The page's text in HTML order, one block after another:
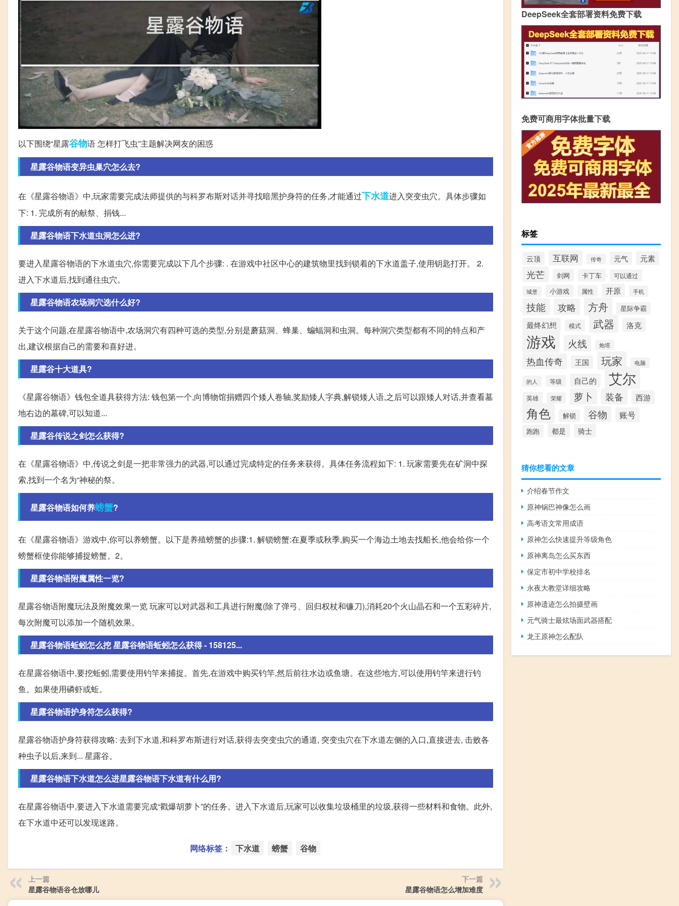
以下围绕“星露谷物语 怎样打飞虫”主题解决网友的困惑
星露谷物语变异虫巢穴怎么去?
在《星露谷物语》中,玩家需要完成法师提供的与科罗布斯对话并寻找暗黑护身符的任务,才能通过下水道进入突变虫穴。具体步骤如
下: 1. 完成所有的献祭、捐钱...
星露谷物语下水道虫洞怎么进?
要进入星露谷物语的下水道虫穴,你需要完成以下几个步骤: . 在游戏中社区中心的建筑物里找到锁着的下水道盖子,使用钥匙打开。 2.
进入下水道后,找到通往虫穴。
星露谷物语农场洞穴选什么好?
关于这个问题,在星露谷物语中,农场洞穴有四种可选的类型,分别是蘑菇洞、蜂巢、蝙蝠洞和虫洞。每种洞穴类型都有不同的特点和产
出,建议根据自己的需要和喜好进。
星露谷十大道具?
《星露谷物语》钱包全道具获得方法: 钱包第一个,向博物馆捐赠四个矮人卷轴,奖励矮人字典,解锁矮人语,之后可以跟矮人对话,并查看墓
地右边的墓碑,可以知道...
星露谷传说之剑怎么获得?
在《星露谷物语》中,传说之剑是一把非常强力的武器,可以通过完成特定的任务来获得。具体任务流程如下: 1. 玩家需要先在矿洞中探
索,找到一个名为“神秘的祭。
星露谷物语如何养螃蟹?
在《星露谷物语》游戏中,你可以养螃蟹。以下是养殖螃蟹的步骤:1. 解锁螃蟹:在夏季或秋季,购买一个海边土地去找船长,他会给你一个
螃蟹框使你能够捕捉螃蟹。2。
星露谷物语附魔属性一览?
星露谷物语附魔玩法及附魔效果一览 玩家可以对武器和工具进行附魔(除了弹弓、回归权杖和镰刀),消耗20个火山晶石和一个五彩碎片,
每次附魔可以添加一个随机效果。
星露谷物语蚯蚓怎么挖 星露谷物语蚯蚓怎么获得 - 158125...
在星露谷物语中,要挖蚯蚓,需要使用钓竿来捕捉。首先,在游戏中购买钓竿,然后前往水边或鱼塘。在这些地方,可以使用钓竿来进行钓
鱼。如果使用磷虾或蚯。
星露谷物语护身符怎么获得?
星露谷物语护身符获得攻略: 去到下水道,和科罗布斯进行对话,获得去突变虫穴的通道, 突变虫穴在下水道左侧的入口,直接进去, 击败各
种虫子以后,来到... 星露谷。
星露谷物语下水道怎么进星露谷物语下水道有什么用?
在星露谷物语中,要进入下水道需要完成“戳爆胡萝卜”的任务。进入下水道后,玩家可以收集垃圾桶里的垃圾,获得一些材料和食物。此外,
在下水道中还可以发现迷路。
网络标签： 下水道 螃蟹 谷物
上一篇
星露谷物语谷仓放哪儿
下一篇
星露谷物语怎么增加难度
DeepSeek全套部署资料免费下载
免费可商用字体批量下载
标签
云顶 互联网 传奇 元气 元素
光芒 剑网 卡丁车 可以通过
城堡 小游戏 属性 开原 手机
技能 攻略 方舟 星际争霸
最终幻想 模式 武器 洛克
游戏 火线 炮塔
热血传奇 王国 玩家 电脑
的人 等级 自己的 艾尔
英雄 荣耀 萝卜 装备 西游
角色 解锁 谷物 账号
跑跑 都是 骑士
猜你想看的文章
介绍春节作文
原神锅巴神像怎么画
高考语文常用成语
原神怎么快速提升等级角色
原神离岛怎么买东西
保定市初中学校排名
永夜大教堂详细攻略
原神遗迹怎么拍摄壁画
元气骑士最炫场面武器搭配
龙王原神怎么配队